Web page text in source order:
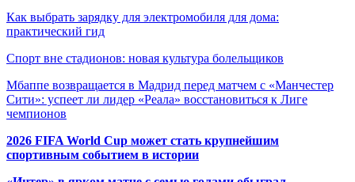
Как выбрать зарядку для электромобиля для дома:
практический гид
Спорт вне стадионов: новая культура болельщиков
Мбаппе возвращается в Мадрид перед матчем с «Манчестер
Сити»: успеет ли лидер «Реала» восстановиться к Лиге
чемпионов
2026 FIFA World Cup может стать крупнейшим
спортивным событием в истории